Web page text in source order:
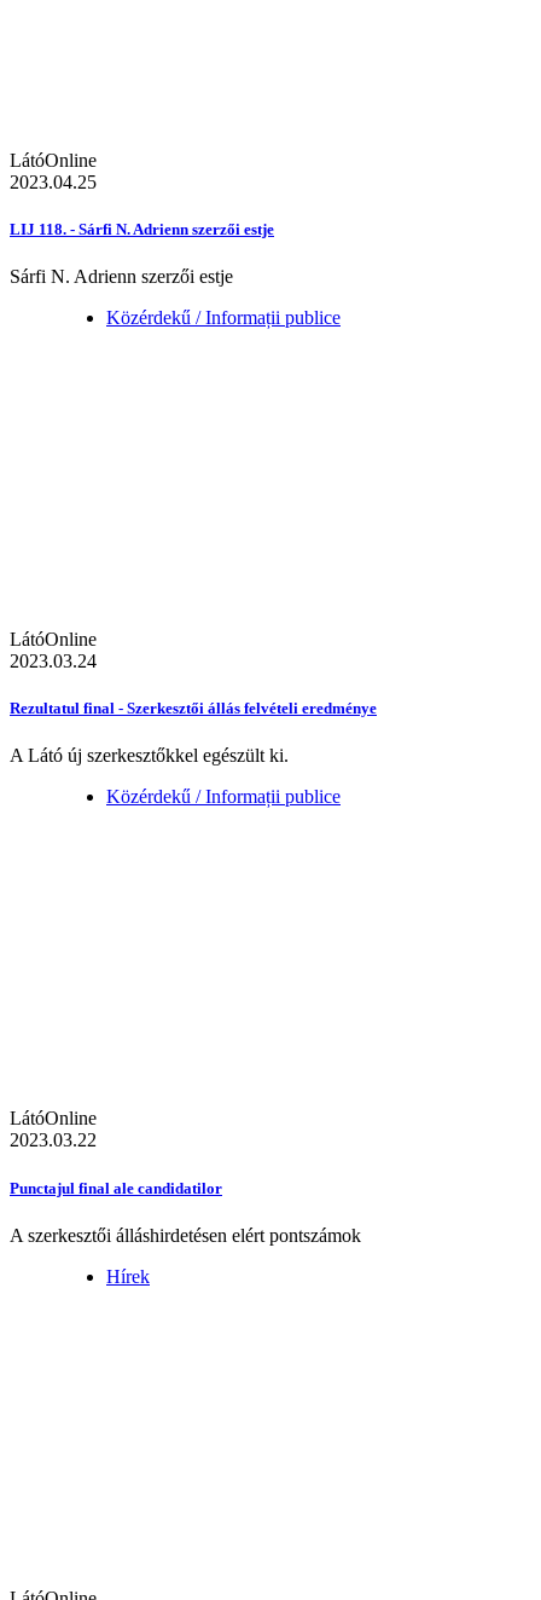
LátóOnline
2023.04.25
LIJ 118. - Sárfi N. Adrienn szerzői estje
Sárfi N. Adrienn szerzői estje
Közérdekű / Informații publice
LátóOnline
2023.03.24
Rezultatul final - Szerkesztői állás felvételi eredménye
A Látó új szerkesztőkkel egészült ki.
Közérdekű / Informații publice
LátóOnline
2023.03.22
Punctajul final ale candidatilor
A szerkesztői álláshirdetésen elért pontszámok
Hírek